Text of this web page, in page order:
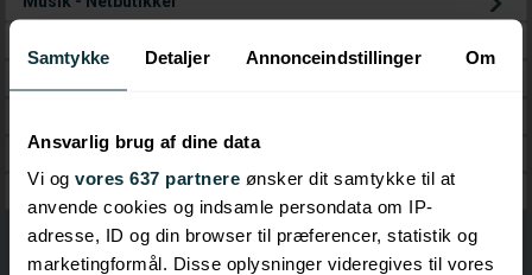
Samtykke Detaljer Annonceindstillinger Om
Ansvarlig brug af dine data
Vi og vores 637 partnere ønsker dit samtykke til at
anvende cookies og indsamle persondata om IP-
adresse, ID og din browser til præferencer, statistik og
marketingformål. Disse oplysninger videregives til vores
Pop & Rock
Jazz